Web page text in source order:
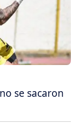
se sacaron